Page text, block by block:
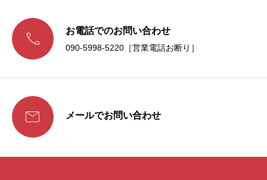
 お電話でのお問い合わせ
090-5998-5220［営業電話お断り］
 メールでお問い合わせ